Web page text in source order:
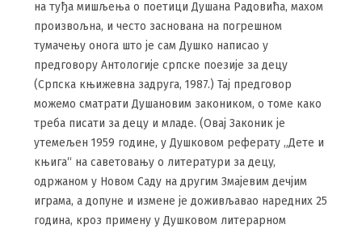
на туђа мишљења о поетици Душана Радовића, махом
произвољна, и често заснована на погрешном
тумачењу онога што је сам Душко написао у
предговору Антологије српске поезије за децу
(Српска књижевна задруга, 1987.) Тај предговор
можемо сматрати Душановим закоником, о томе како
треба писати за децу и младе. (Овај Законик је
утемељен 1959 године, у Душковом реферату „Дете и
књига“ на саветовању о литератури за децу,
одржаном у Новом Саду на другим Змајевим дечјим
играма, а допуне и измене је доживљавао наредних 25
година, кроз примену у Душковом литерарном